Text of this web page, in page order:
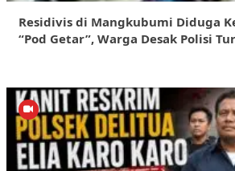
Residivis di Mangkubumi Diduga
“Pod Getar”, Warga Desak Polisi